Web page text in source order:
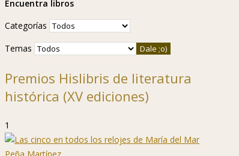
Encuentra libros
Categorías
Temas
Premios Hislibris de literatura
histórica (XV ediciones)
1